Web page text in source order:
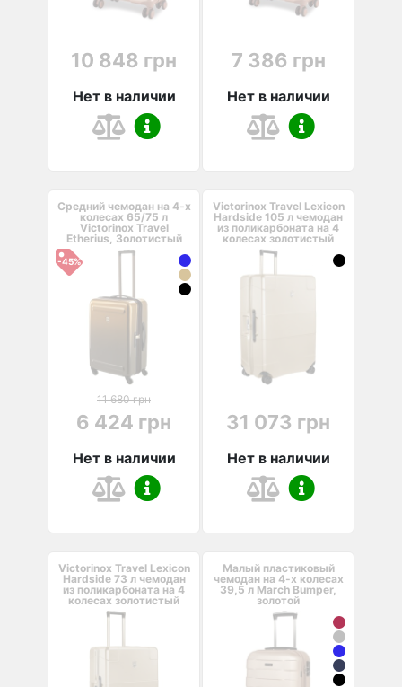
10 848 грн
Нет в наличии
7 386 грн
Нет в наличии
Средний чемодан на 4-х
колесах 65/75 л
Victorinox Travel
Etherius, Золотистый
-45%
11 680 грн
6 424 грн
Нет в наличии
Victorinox Travel Lexicon
Hardside 105 л чемодан
из поликарбоната на 4
колесах золотистый
31 073 грн
Нет в наличии
Victorinox Travel Lexicon
Hardside 73 л чемодан
из поликарбоната на 4
колесах золотистый
Малый пластиковый
чемодан на 4-х колесах
39,5 л March Bumper,
золотой